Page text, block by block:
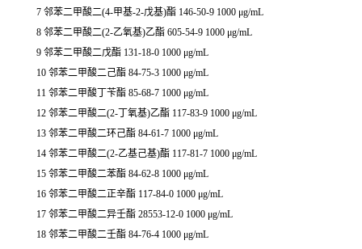
7 邻苯二甲酸二(4-甲基-2-戊基)酯 146-50-9 1000 μg/mL
8 邻苯二甲酸二(2-乙氧基)乙酯 605-54-9 1000 μg/mL
9 邻苯二甲酸二戊酯 131-18-0 1000 μg/mL
10 邻苯二甲酸二己酯 84-75-3 1000 μg/mL
11 邻苯二甲酸丁苄酯 85-68-7 1000 μg/mL
12 邻苯二甲酸二(2-丁氧基)乙酯 117-83-9 1000 μg/mL
13 邻苯二甲酸二环己酯 84-61-7 1000 μg/mL
14 邻苯二甲酸二(2-乙基己基)酯 117-81-7 1000 μg/mL
15 邻苯二甲酸二苯酯 84-62-8 1000 μg/mL
16 邻苯二甲酸二正辛酯 117-84-0 1000 μg/mL
17 邻苯二甲酸二异壬酯 28553-12-0 1000 μg/mL
18 邻苯二甲酸二壬酯 84-76-4 1000 μg/mL